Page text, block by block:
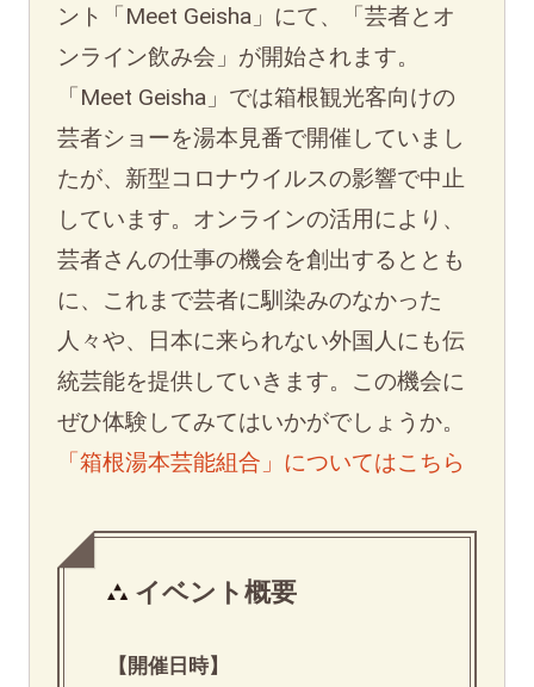
ント「Meet Geisha」にて、「芸者とオ
ンライン飲み会」が開始されます。
「Meet Geisha」では箱根観光客向けの
芸者ショーを湯本見番で開催していまし
たが、新型コロナウイルスの影響で中止
しています。オンラインの活用により、
芸者さんの仕事の機会を創出するととも
に、これまで芸者に馴染みのなかった
人々や、日本に来られない外国人にも伝
統芸能を提供していきます。この機会に
ぜひ体験してみてはいかがでしょうか。
「箱根湯本芸能組合」についてはこちら
イベント概要
【開催日時】